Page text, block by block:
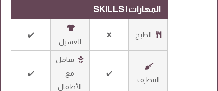
المهارات | SKILLS
الطبخ
❌
الغسيل
✔️
التنظيف
✔️
تعامل
مع
الأطفال
✔️